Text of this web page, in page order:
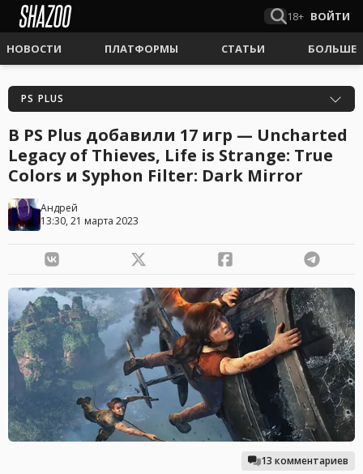
18+ ВОЙТИ
НОВОСТИ ПЛАТФОРМЫ СТАТЬИ БОЛЬШЕ
PS PLUS
В PS Plus добавили 17 игр — Uncharted
Legacy of Thieves, Life is Strange: True
Colors и Syphon Filter: Dark Mirror
Андрей
13:30, 21 марта 2023
13 комментариев